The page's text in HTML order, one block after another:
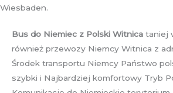
Wiesbaden.
Bus do Niemiec z Polski Witnica taniej
również przewozy Niemcy Witnica z
Środek transportu Niemcy Państwo
szybki i Najbardziej komfortowy Tryb